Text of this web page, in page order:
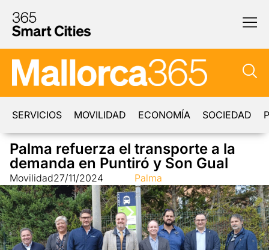
SERVICIOS MOVILIDAD ECONOMÍA SOCIEDAD
Palma refuerza el transporte a la
demanda en Puntiró y Son Gual
Movilidad27/11/2024 Palma